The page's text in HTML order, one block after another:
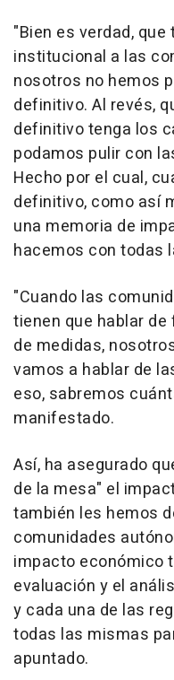
"Bien es verdad,
institucional a las
nosotros no hemos
definitivo. Al revés,
definitivo tenga los
podamos pulir con
Hecho por el cual,
definitivo, como así
una memoria de
hacemos con todas
"Cuando las
tienen que hablar
de medidas,
vamos a hablar de
eso, sabremos
manifestado.
Así, ha asegurado
de la mesa" el
también les hemos
comunidades
impacto económico
evaluación y el
y cada una de las
todas las mismas
apuntado.